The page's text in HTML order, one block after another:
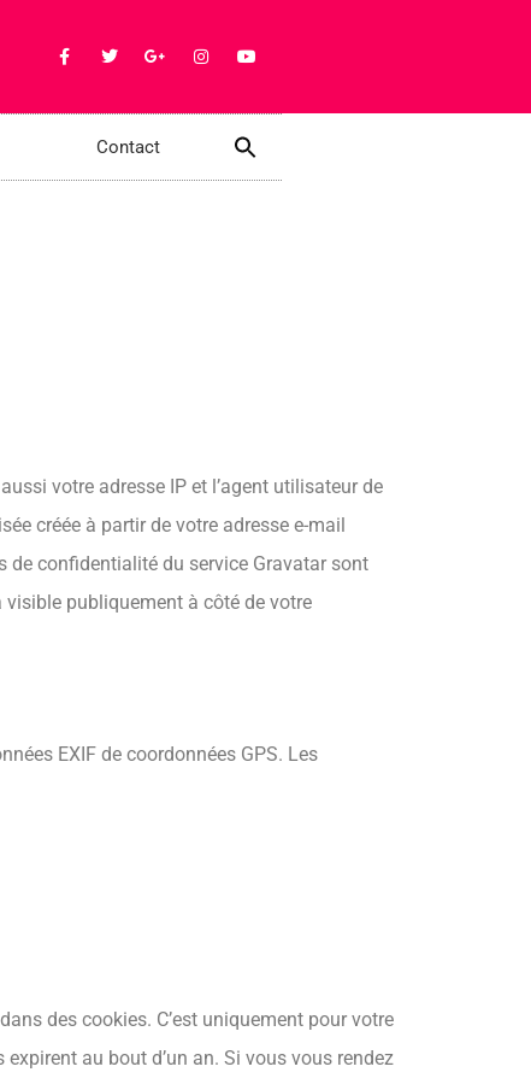
Contact
votre adresse IP et l’agent utilisateur de
créée à partir de votre adresse e-mail
de confidentialité du service Gravatar sont
publiquement à côté de votre
EXIF de coordonnées GPS. Les
des cookies. C’est uniquement pour votre
au bout d’un an. Si vous vous rendez